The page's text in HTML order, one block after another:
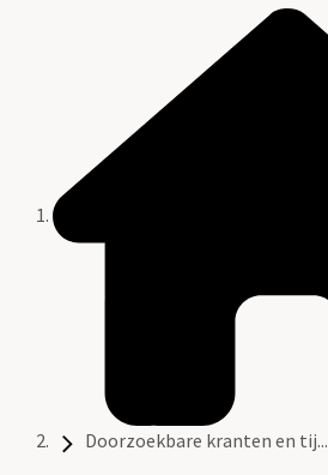
Doorzoekbare kranten en tij...